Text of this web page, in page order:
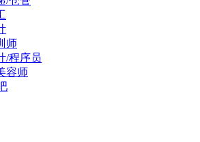
师
/程序员
容师